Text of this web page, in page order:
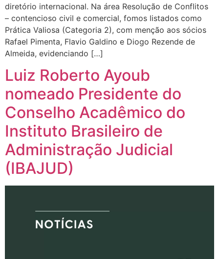
diretório internacional. Na área Resolução de Conflitos
– contencioso civil e comercial, fomos listados como
Prática Valiosa (Categoria 2), com menção aos sócios
Rafael Pimenta, Flavio Galdino e Diogo Rezende de
Almeida, evidenciando […]
Luiz Roberto Ayoub
nomeado Presidente do
Conselho Acadêmico do
Instituto Brasileiro de
Administração Judicial
(IBAJUD)